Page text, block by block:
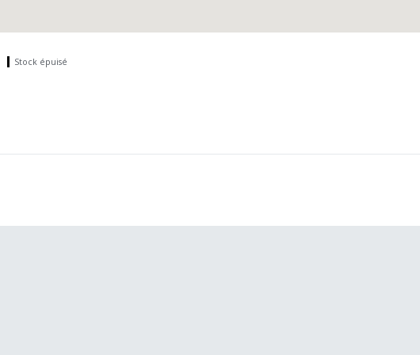
Stock épuisé